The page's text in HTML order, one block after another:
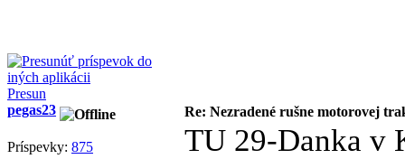
Presun
pegas23
Re: Nezradené rušne motorovej
Príspevky: 875 TU 29-Danka v